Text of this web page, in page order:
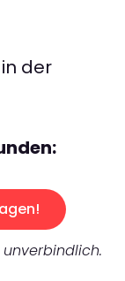
in der
unverbindlich.